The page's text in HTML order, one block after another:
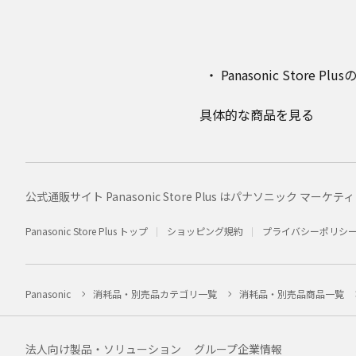
Panasonic Store Plus
具体的な商品を見る
公式通販サイト Panasonic Store Plus はパナソニック マーケテ
Panasonic Store Plus トップ ショッピング規約 プライバシーポリシー
Panasonic 消耗品・別売品カテゴリ一覧 消耗品・別売品商品一覧
法人向け製品・ソリューション グループ企業情報